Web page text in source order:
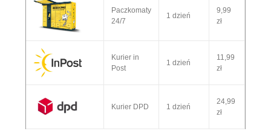
Paczkomaty
24/7
1 dzień
9,99
zł
Kurier in
Post
1 dzień
11,99
zł
Kurier DPD 1 dzień
24,99
zł